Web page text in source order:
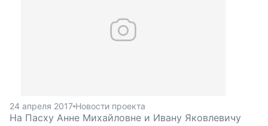
24 апреля 2017 Новости проекта
На Пасху Анне Михайловне и Ивану Яковлевичу